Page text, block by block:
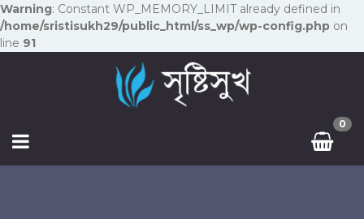
Warning: Constant WP_MEMORY_LIMIT already defined in
/home/sristisukh29/public_html/ss_wp/wp-config.php on
line 91
0